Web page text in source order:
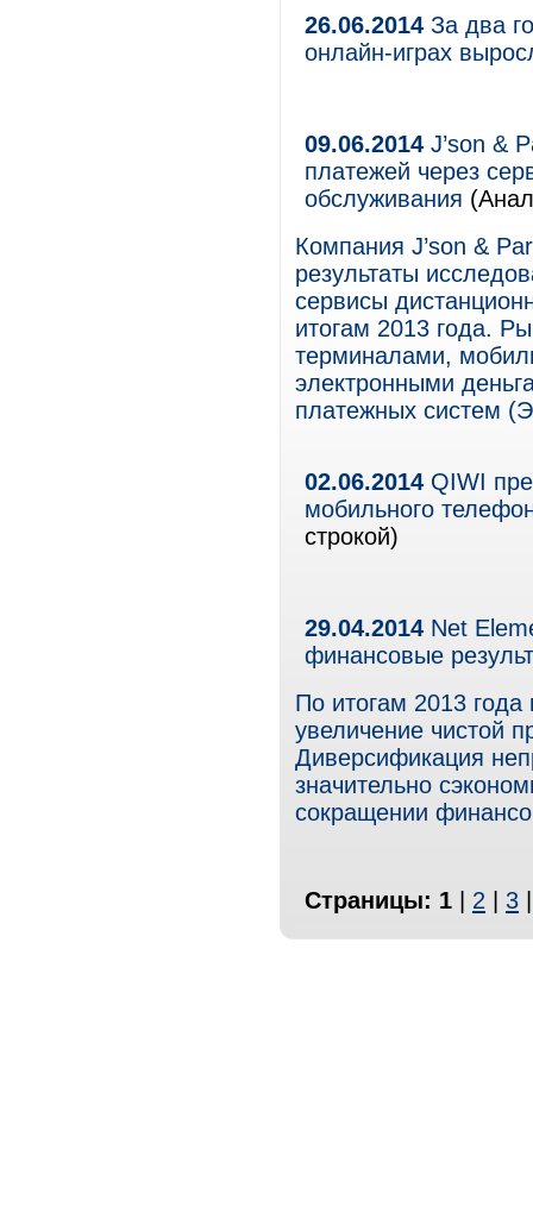
26.06.2014 За два
онлайн-играх
09.06.2014 J’son &
платежей через
обслуживания
Компания J’son &
результаты
сервисы
итогам 2013 года.
терминалами,
электронными
платежных систем
02.06.2014 QIWI
мобильного
строкой)
29.04.2014 Net
финансовые
По итогам 2013
увеличение чистой
Диверсификация
значительно
сокращении
Страницы: 1 2 3